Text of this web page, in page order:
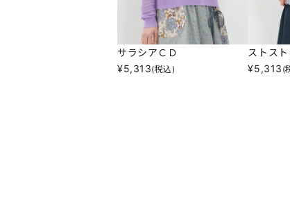
サラシアＣＤ
¥5,313(税込)
ストスト
¥5,313 (